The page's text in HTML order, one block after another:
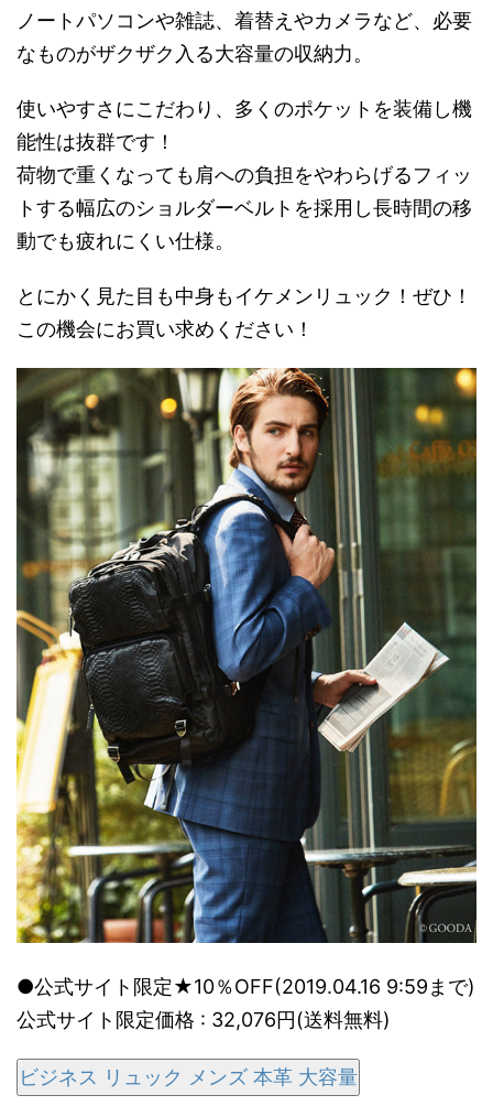
ノートパソコンや雑誌、着替えやカメラなど、必要
なものがザクザク入る大容量の収納力。
使いやすさにこだわり、多くのポケットを装備し機
能性は抜群です！
荷物で重くなっても肩への負担をやわらげるフィッ
トする幅広のショルダーベルトを採用し長時間の移
動でも疲れにくい仕様。
とにかく見た目も中身もイケメンリュック！ぜひ！
この機会にお買い求めください！
●公式サイト限定★10％OFF(2019.04.16 9:59まで)
公式サイト限定価格 : 32,076円(送料無料)
ビジネス リュック メンズ 本革 大容量